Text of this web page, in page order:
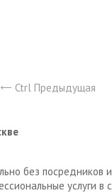
Ctrl Предыдущая
без посредников
услуги в